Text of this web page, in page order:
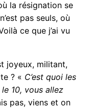
la résignation se
pas seuls, où
ce que j’ai vu
joyeux, militant,
? « C’est quoi les
10, vous allez
pas, viens et on